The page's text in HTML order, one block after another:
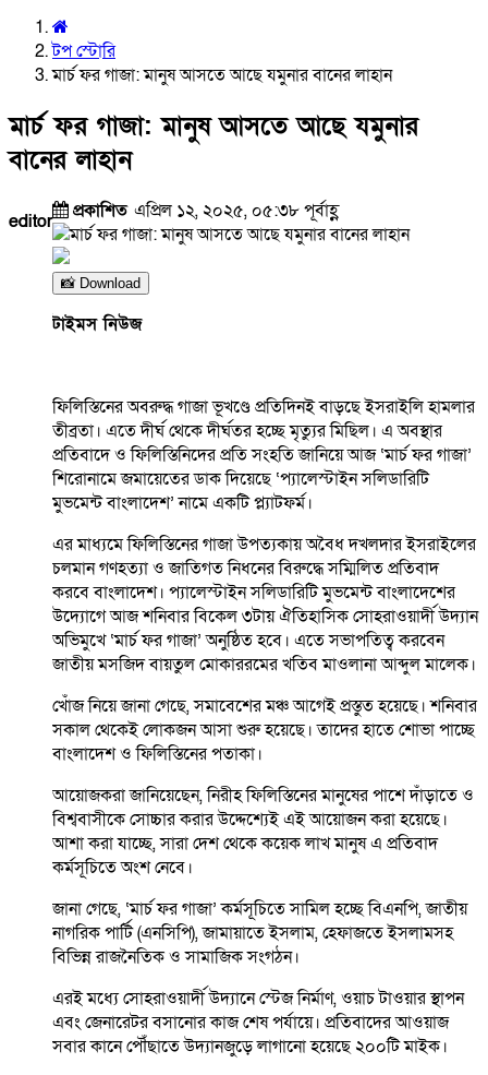
টপ স্টোরি
মার্চ ফর গাজা: মানুষ আসতে আছে যমুনার বানের লাহান
মার্চ ফর গাজা: মানুষ আসতে আছে যমুনার
বানের লাহান
editor প্রকাশিত এপ্রিল ১২, ২০২৫, ০৫:৩৮ পূর্বাহ্ণ
📸 Download
টাইমস নিউজ
ফিলিস্তিনের অবরুদ্ধ গাজা ভূখণ্ডে প্রতিদিনই বাড়ছে ইসরাইলি হামলার
তীব্রতা। এতে দীর্ঘ থেকে দীর্ঘতর হচ্ছে মৃত্যুর মিছিল। এ অবস্থার
প্রতিবাদে ও ফিলিস্তিনিদের প্রতি সংহতি জানিয়ে আজ ‘মার্চ ফর গাজা’
শিরোনামে জমায়েতের ডাক দিয়েছে ‘প্যালেস্টাইন সলিডারিটি
মুভমেন্ট বাংলাদেশ’ নামে একটি প্ল্যাটফর্ম।
এর মাধ্যমে ফিলিস্তিনের গাজা উপত্যকায় অবৈধ দখলদার ইসরাইলের
চলমান গণহত্যা ও জাতিগত নিধনের বিরুদ্ধে সম্মিলিত প্রতিবাদ
করবে বাংলাদেশ। প্যালেস্টাইন সলিডারিটি মুভমেন্ট বাংলাদেশের
উদ্যোগে আজ শনিবার বিকেল ৩টায় ঐতিহাসিক সোহরাওয়ার্দী উদ্যান
অভিমুখে ‘মার্চ ফর গাজা’ অনুষ্ঠিত হবে। এতে সভাপতিত্ব করবেন
জাতীয় মসজিদ বায়তুল মোকাররমের খতিব মাওলানা আব্দুল মালেক।
খোঁজ নিয়ে জানা গেছে, সমাবেশের মঞ্চ আগেই প্রস্তুত হয়েছে। শনিবার
সকাল থেকেই লোকজন আসা শুরু হয়েছে। তাদের হাতে শোভা পাচ্ছে
বাংলাদেশ ও ফিলিস্তিনের পতাকা।
আয়োজকরা জানিয়েছেন, নিরীহ ফিলিস্তিনের মানুষের পাশে দাঁড়াতে ও
বিশ্ববাসীকে সোচ্চার করার উদ্দেশ্যেই এই আয়োজন করা হয়েছে।
আশা করা যাচ্ছে, সারা দেশ থেকে কয়েক লাখ মানুষ এ প্রতিবাদ
কর্মসূচিতে অংশ নেবে।
জানা গেছে, ‘মার্চ ফর গাজা’ কর্মসূচিতে সামিল হচ্ছে বিএনপি, জাতীয়
নাগরিক পার্টি (এনসিপি), জামায়াতে ইসলাম, হেফাজতে ইসলামসহ
বিভিন্ন রাজনৈতিক ও সামাজিক সংগঠন।
এরই মধ্যে সোহরাওয়ার্দী উদ্যানে স্টেজ নির্মাণ, ওয়াচ টাওয়ার স্থাপন
এবং জেনারেটর বসানোর কাজ শেষ পর্যায়ে। প্রতিবাদের আওয়াজ
সবার কানে পৌঁছাতে উদ্যানজুড়ে লাগানো হয়েছে ২০০টি মাইক।